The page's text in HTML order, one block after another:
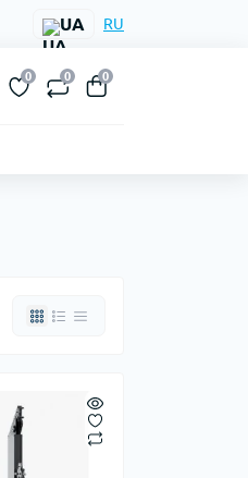
UA RU
0 0 0